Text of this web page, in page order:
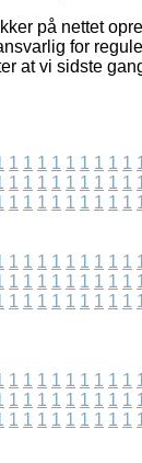
på nettet
for
at vi sidste
1 1 1 1 1 1 1 1 1
1 1 1 1 1 1 1 1 1
1 1 1 1 1 1 1 1 1
1 1 1 1 1 1 1 1 1
1 1 1 1 1 1 1 1 1
1 1 1 1 1 1 1 1 1
1 1 1 1 1 1 1 1 1
1 1 1 1 1 1 1 1 1
1 1 1 1 1 1 1 1 1